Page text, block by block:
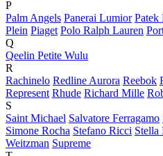
P
Palm Angels Panerai Lumior Patek
Plein Piaget Polo Ralph Lauren
Q
Qeelin Petite Wulu
R
Rachinelo Redline Aurora Reebok
Represent Rhude Richard Mille
S
Saint Michael Salvatore Ferragamo
Simone Rocha Stefano Ricci Stella
Weitzman Supreme